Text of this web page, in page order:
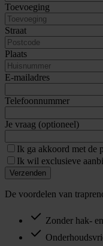
Toevoeging
Straat
Plaats
E-mailadres
Telefoonnummer
Je vraag (optioneel)
Ik ga akkoord met de
Ik wil exclusieve
Verzenden
De voordelen van
Zonder hak-